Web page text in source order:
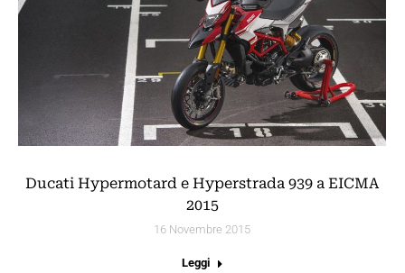
Ducati Hypermotard e Hyperstrada 939 a EICMA
2015
16 Novembre 2015
Leggi